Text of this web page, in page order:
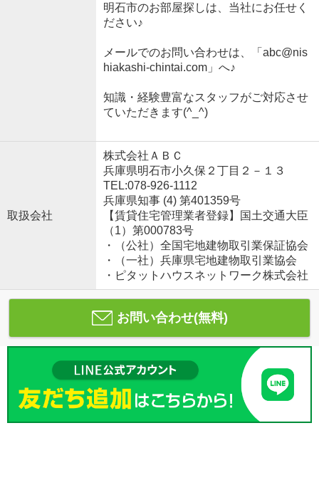
明石市のお部屋探しは、当社にお任せく
ださい♪
メールでのお問い合わせは、「abc@nis
hiakashi-chintai.com」へ♪
知識・経験豊富なスタッフがご対応させ
ていただきます(^_^)
取扱会社
株式会社ＡＢＣ
兵庫県明石市小久保２丁目２－１３
TEL:078-926-1112
兵庫県知事 (4) 第401359号
【賃貸住宅管理業者登録】国土交通大臣
（1）第000783号
・（公社）全国宅地建物取引業保証協会
・（一社）兵庫県宅地建物取引業協会
・ピタットハウスネットワーク株式会社
お問い合わせ(無料)